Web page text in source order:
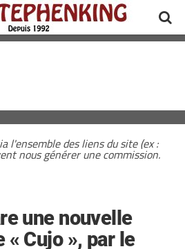
l'ensemble des liens du site (ex :
nous générer une commission.
une nouvelle
« Cujo », par le